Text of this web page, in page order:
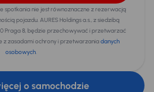
spotkania nie jest równoznaczne z rezerwacją
pojazdu. AURES Holdings a.s., z siedzibą
Praga 8, będzie przechowywać i przetwarzać
z zasadami ochrony i przetwarzaniadanych
osobowych.
o samochodzie